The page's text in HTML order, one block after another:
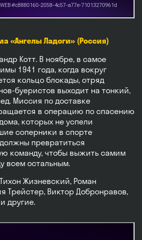
«Ангелы Ладоги» (Россия)
Котт. В ноябре, в самое
1941 года, когда вокруг
кольцо блокады, отряд
буеристов выходит на тонкий,
Миссия по доставке
в операцию по спасению
которых не успели
соперники в спорте
превратиться
команду, чтобы выжить самим
всем остальным.
Жизневский, Роман
Трейстер, Виктор Добронравов,
другие.